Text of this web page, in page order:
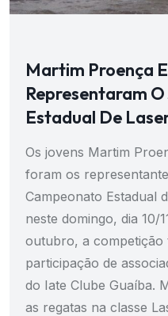
Martim Proença
Representaram
Estadual De
Os jovens Martim
foram os
Campeonato Estadual
neste domingo, dia 10/
outubro, a competição
participação de
do Iate Clube Guaíba.
as regatas na classe